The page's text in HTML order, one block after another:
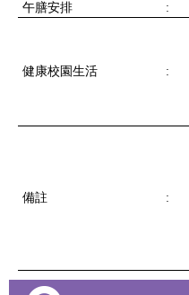
午膳安排
:
健康校園生活 :
備註 :